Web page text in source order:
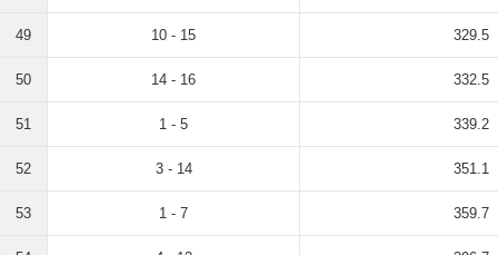
49 10 - 15 329.5
50 14 - 16 332.5
51 1 - 5 339.2
52 3 - 14 351.1
53 1 - 7 359.7